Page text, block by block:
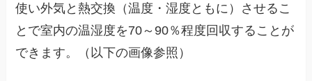
使い外気と熱交換（温度・湿度ともに）させるこ
とで室内の温湿度を70～90％程度回収することが
できます。（以下の画像参照）